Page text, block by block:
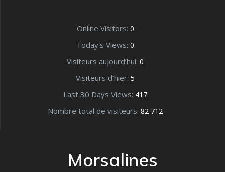
Online Visitors: 0
Today's Views: 0
Visiteurs aujourd’hui: 0
Visiteurs d’hier: 5
Last 30 Days Views: 417
Nombre total de visiteurs: 82 712
Morsalines